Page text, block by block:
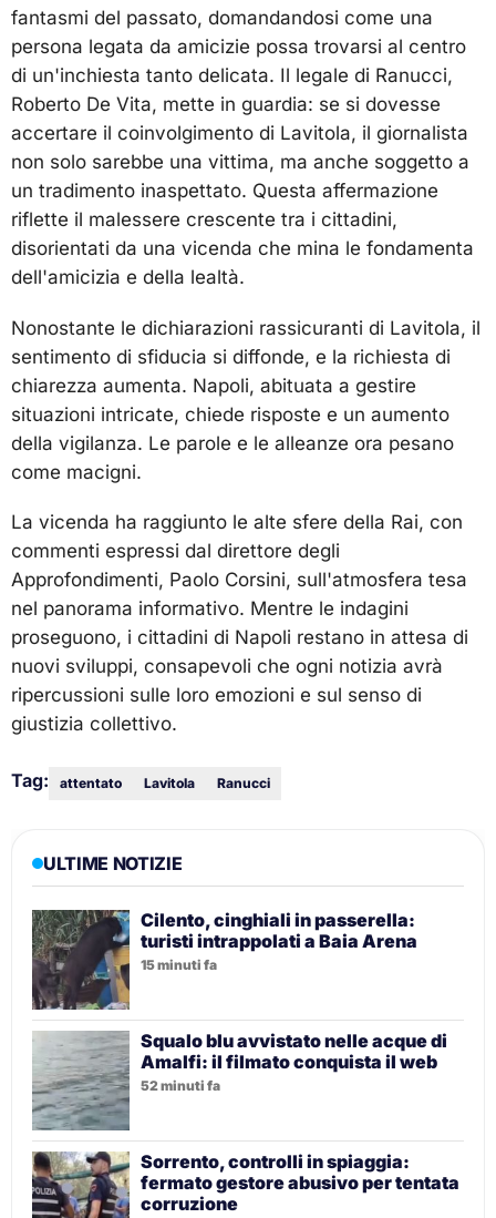
fantasmi del passato, domandandosi come una
persona legata da amicizie possa trovarsi al centro
di un'inchiesta tanto delicata. Il legale di Ranucci,
Roberto De Vita, mette in guardia: se si dovesse
accertare il coinvolgimento di Lavitola, il giornalista
non solo sarebbe una vittima, ma anche soggetto a
un tradimento inaspettato. Questa affermazione
riflette il malessere crescente tra i cittadini,
disorientati da una vicenda che mina le fondamenta
dell'amicizia e della lealtà.
Nonostante le dichiarazioni rassicuranti di Lavitola, il
sentimento di sfiducia si diffonde, e la richiesta di
chiarezza aumenta. Napoli, abituata a gestire
situazioni intricate, chiede risposte e un aumento
della vigilanza. Le parole e le alleanze ora pesano
come macigni.
La vicenda ha raggiunto le alte sfere della Rai, con
commenti espressi dal direttore degli
Approfondimenti, Paolo Corsini, sull'atmosfera tesa
nel panorama informativo. Mentre le indagini
proseguono, i cittadini di Napoli restano in attesa di
nuovi sviluppi, consapevoli che ogni notizia avrà
ripercussioni sulle loro emozioni e sul senso di
giustizia collettivo.
Tag: attentato Lavitola Ranucci
ULTIME NOTIZIE
Cilento, cinghiali in passerella:
turisti intrappolati a Baia Arena
15 minuti fa
Squalo blu avvistato nelle acque di
Amalfi: il filmato conquista il web
52 minuti fa
Sorrento, controlli in spiaggia:
fermato gestore abusivo per tentata
corruzione